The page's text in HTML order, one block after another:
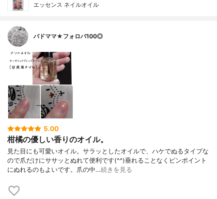
エッセンス ネイルオイル
バドママ★フォロバ100◎
5.00
柑橘の優しい香りのオイル。
見た目にも可愛いオイル。サラッとしたオイルで、ハケでぬるタイプな
ので爪だけにササッとぬれて便利です(^^)垂れることなくピンポイント
にぬれるのもよいです。爪の中…続きを見る